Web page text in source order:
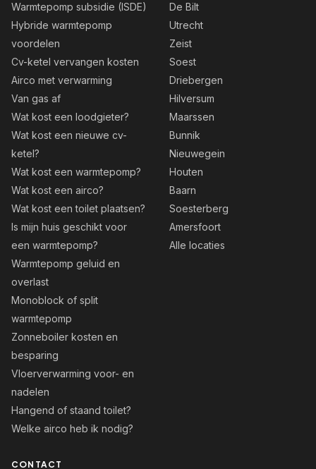
Warmtepomp subsidie (ISDE)
Hybride warmtepomp
voordelen
Cv-ketel vervangen kosten
Airco met verwarming
Van gas af
Wat kost een loodgieter?
Wat kost een nieuwe cv-
ketel?
Wat kost een warmtepomp?
Wat kost een airco?
Wat kost een toilet plaatsen?
Is mijn huis geschikt voor
een warmtepomp?
Warmtepomp geluid en
overlast
Monoblock of split
warmtepomp
Zonneboiler kosten en
besparing
Vloerverwarming voor- en
nadelen
Hangend of staand toilet?
Welke airco heb ik nodig?
De Bilt
Utrecht
Zeist
Soest
Driebergen
Hilversum
Maarssen
Bunnik
Nieuwegein
Houten
Baarn
Soesterberg
Amersfoort
Alle locaties
CONTACT